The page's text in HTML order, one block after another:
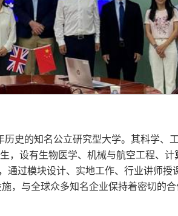
史的知名公立研究型大学。其科学、
，设有生物医学、机械与航空工程、
过模块设计、实地工作、行业讲师
，与全球众多知名企业保持着密切的合